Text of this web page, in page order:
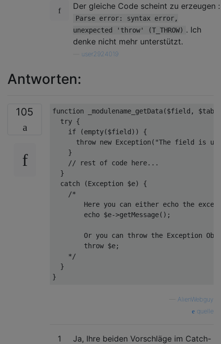
Der gleiche Code scheint zu erzeugen :
Parse error: syntax error,
unexpected 'throw' (T_THROW) . Ich
denke nicht mehr unterstützt.
user2924019
Antworten:
105 function _modulename_getData($field,
try {
if (empty($field)) {
throw new Exception ( "The field is
    }
// rest of code here...
  }
catch (Exception $e) {
/*
Here you can either echo the
        echo $e->getMessage();
Or you can throw the Exception
        throw $e;
    */
  }
AlienWebguy
quelle
1
Ja, Ihre beiden Vorschläge im Catch-